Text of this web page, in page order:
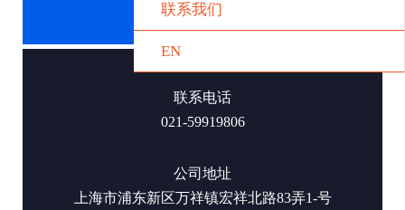
联系我们
EN
联系我们
联系电话
021-59919806
公司地址
上海市浦东新区万祥镇宏祥北路83弄1-号